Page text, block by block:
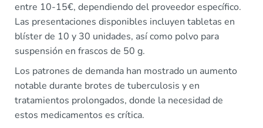
entre 10-15€, dependiendo del proveedor específico.
Las presentaciones disponibles incluyen tabletas en
blíster de 10 y 30 unidades, así como polvo para
suspensión en frascos de 50 g.
Los patrones de demanda han mostrado un aumento
notable durante brotes de tuberculosis y en
tratamientos prolongados, donde la necesidad de
estos medicamentos es crítica.